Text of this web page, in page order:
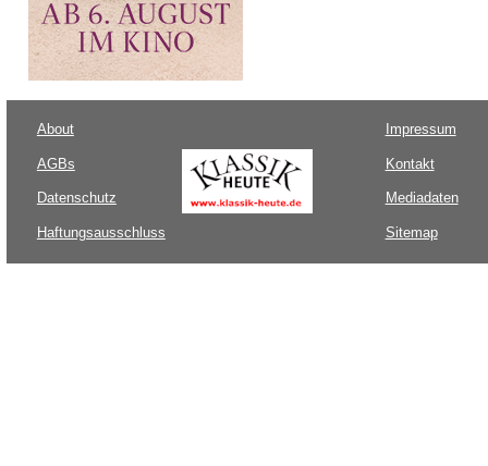
About
AGBs
Datenschutz
Haftungsausschluss
Impressum
Kontakt
Mediadaten
Sitemap